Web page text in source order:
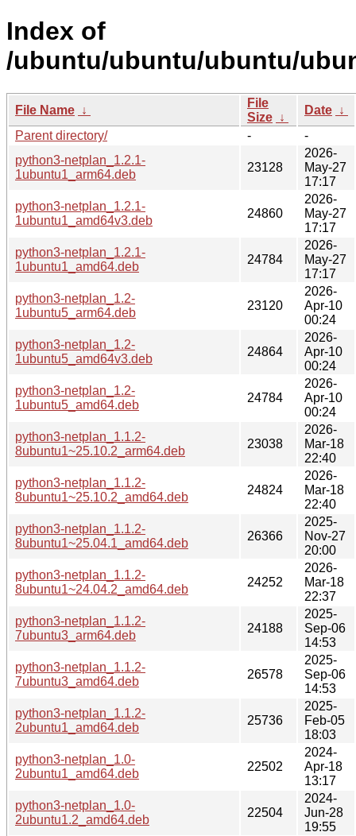
Index of
/ubuntu/ubuntu/ubuntu/
File Name ↓
File
Size ↓
Date ↓
Parent directory/
-
-
python3-netplan_1.2.1-
1ubuntu1_arm64.deb
23128
2026-
May-27
17:17
python3-netplan_1.2.1-
1ubuntu1_amd64v3.deb
24860
2026-
May-27
17:17
python3-netplan_1.2.1-
1ubuntu1_amd64.deb
24784
2026-
May-27
17:17
python3-netplan_1.2-
1ubuntu5_arm64.deb
23120
2026-
Apr-10
00:24
python3-netplan_1.2-
1ubuntu5_amd64v3.deb
24864
2026-
Apr-10
00:24
python3-netplan_1.2-
1ubuntu5_amd64.deb
24784
2026-
Apr-10
00:24
python3-netplan_1.1.2-
8ubuntu1~25.10.2_arm64.deb
23038
2026-
Mar-18
22:40
python3-netplan_1.1.2-
8ubuntu1~25.10.2_amd64.deb
24824
2026-
Mar-18
22:40
python3-netplan_1.1.2-
8ubuntu1~25.04.1_amd64.deb
26366
2025-
Nov-27
20:00
python3-netplan_1.1.2-
8ubuntu1~24.04.2_amd64.deb
24252
2026-
Mar-18
22:37
python3-netplan_1.1.2-
7ubuntu3_arm64.deb
24188
2025-
Sep-06
14:53
python3-netplan_1.1.2-
7ubuntu3_amd64.deb
26578
2025-
Sep-06
14:53
python3-netplan_1.1.2-
2ubuntu1_amd64.deb
25736
2025-
Feb-05
18:03
python3-netplan_1.0-
2ubuntu1_amd64.deb
22502
2024-
Apr-18
13:17
python3-netplan_1.0-
2ubuntu1.2_amd64.deb
22504
2024-
Jun-28
19:55